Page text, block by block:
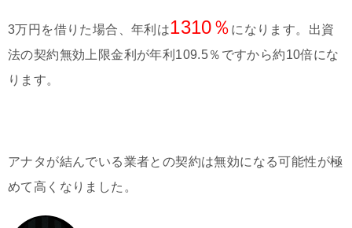
3万円を借りた場合、年利は1310％ になります。出資
法の契約無効上限金利が年利109.5％ですから約10倍にな
ります。
アナタが結んでいる業者との契約は無効になる可能性が極
めて高くなりました。